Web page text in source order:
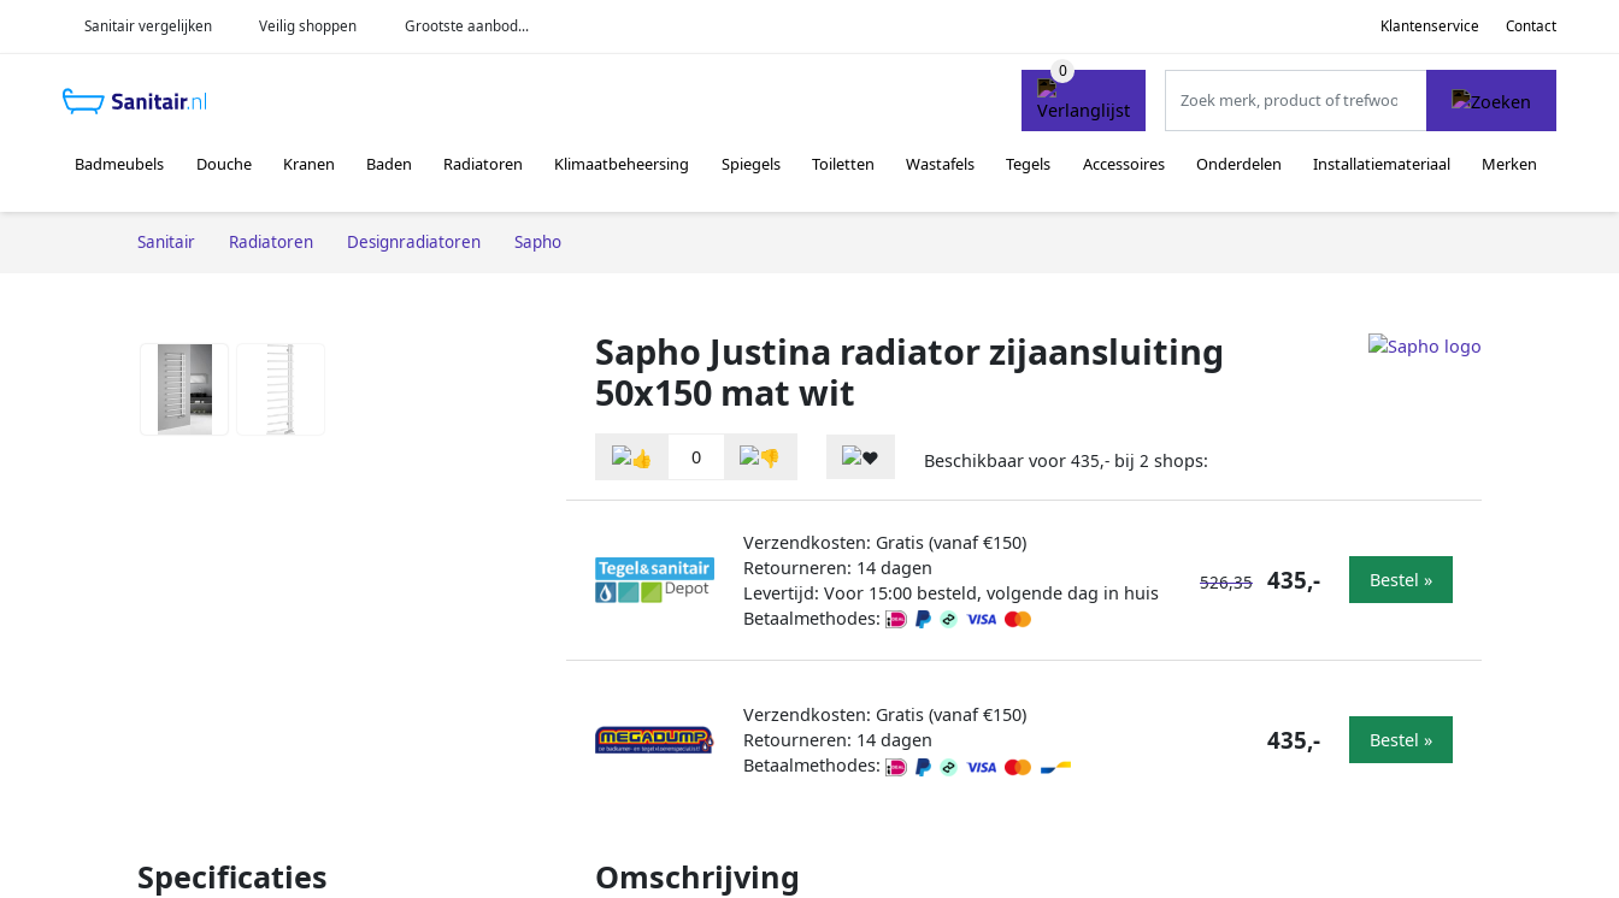
Sanitair vergelijken Veilig shoppen Grootste aanbod... Klantenservice Contact
Badmeubels Douche Kranen Baden Radiatoren Klimaatbeheersing Spiegels Toiletten Wastafels Tegels Accessoires Onderdelen Installatiemateriaal Merken
Sanitair Radiatoren Designradiatoren Sapho
Sapho Justina radiator zijaansluiting
50x150 mat wit
0 Beschikbaar voor 435,- bij 2 shops:
Verzendkosten: Gratis (vanaf €150)
Retourneren: 14 dagen
Levertijd: Voor 15:00 besteld, volgende dag in huis
Betaalmethodes:
526,35 435,- Bestel »
Verzendkosten: Gratis (vanaf €150)
Retourneren: 14 dagen
Betaalmethodes:
435,- Bestel »
Specificaties Omschrijving